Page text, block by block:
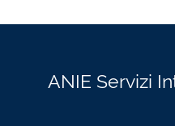
ANIE Servizi